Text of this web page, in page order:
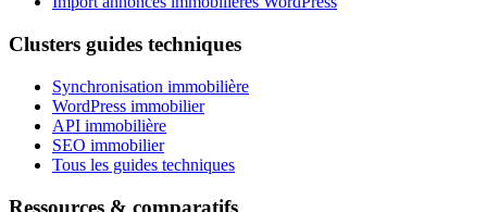
Clusters guides techniques
Synchronisation immobilière
WordPress immobilier
API immobilière
SEO immobilier
Tous les guides techniques
Ressources & comparatifs